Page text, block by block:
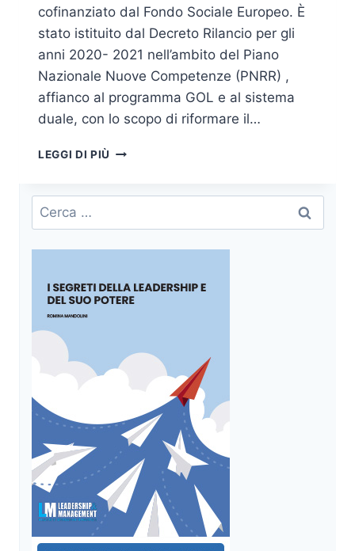
cofinanziato dal Fondo Sociale Europeo. È
stato istituito dal Decreto Rilancio per gli
anni 2020- 2021 nell’ambito del Piano
Nazionale Nuove Competenze (PNRR) ,
affianco al programma GOL e al sistema
duale, con lo scopo di riformare il…
LEGGI DI PIÙ FONDO
LE
HANNO
TEMPO
AL
27
PRESENTARE
LE
Ricerca
per: